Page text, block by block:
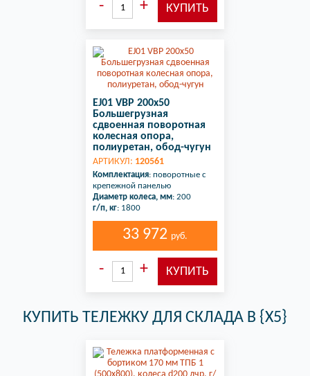
EJ01 VBP 200x50
Большегрузная
сдвоенная поворотная
колесная опора,
полиуретан, обод-чугун
АРТИКУЛ: 120561
Комплектация: поворотные с
крепежной панелью
Диаметр колеса, мм: 200
г/п, кг: 1800
33 972 руб.
КУПИТЬ ТЕЛЕЖКУ ДЛЯ СКЛАДА В {X5}